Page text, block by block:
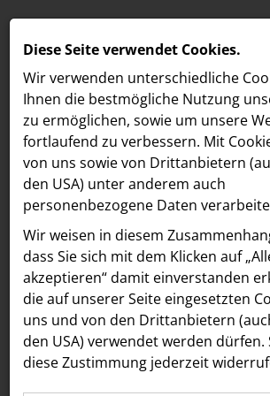
MELDUNGEN
LOEBELL NORDBERG
INNER
aehre
Astoria Artshow
B/S/H Hausgeräte
Meldungen / Humanomed Consult GmbH
Text Bilder
30.07.2019
Neue Ärztliche
Leitung für
Diese Seite verwendet Cookies.
Wir verwenden unterschiedliche
Ihnen die best­mögliche Nutzung
zu ermöglichen, sowie um unsere
fortlaufend zu verbessern. Mit
von uns sowie von Drittanbietern
den USA) unter anderem auch
personenbezogene Daten
Wir weisen in diesem
dass Sie sich mit dem Klicken auf
akzeptieren“ damit ein­ver­standen
die auf unserer Seite eingesetzten
uns und von den Drittanbietern
den USA) verwendet werden dürfen.
diese Zustimmung jederzeit